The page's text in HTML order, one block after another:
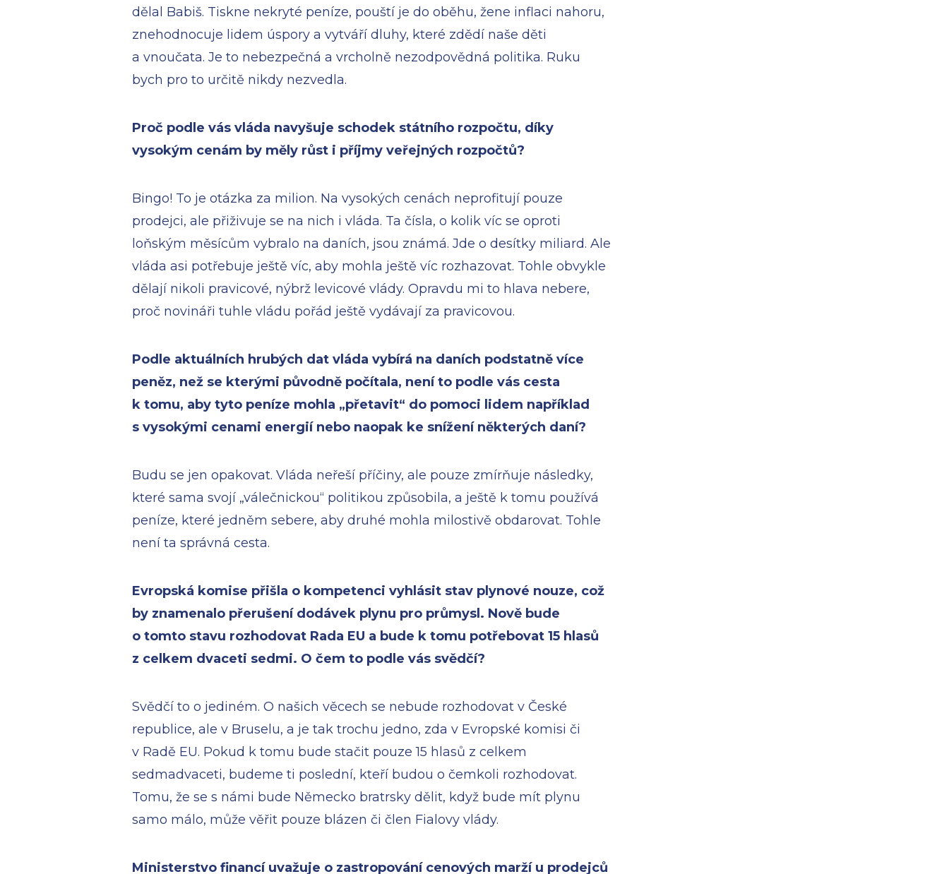
dělal Babiš. Tiskne nekryté peníze, pouští je do oběhu, žene inflaci nahoru,
znehodnocuje lidem úspory a vytváří dluhy, které zdědí naše děti
a vnoučata. Je to nebezpečná a vrcholně nezodpovědná politika. Ruku
bych pro to určitě nikdy nezvedla.
Proč podle vás vláda navyšuje schodek státního rozpočtu, díky
vysokým cenám by měly růst i příjmy veřejných rozpočtů?
Bingo! To je otázka za milion. Na vysokých cenách neprofitují pouze
prodejci, ale přiživuje se na nich i vláda. Ta čísla, o kolik víc se oproti
loňským měsícům vybralo na daních, jsou známá. Jde o desítky miliard. Ale
vláda asi potřebuje ještě víc, aby mohla ještě víc rozhazovat. Tohle obvykle
dělají nikoli pravicové, nýbrž levicové vlády. Opravdu mi to hlava nebere,
proč novináři tuhle vládu pořád ještě vydávají za pravicovou.
Podle aktuálních hrubých dat vláda vybírá na daních podstatně více
peněz, než se kterými původně počítala, není to podle vás cesta
k tomu, aby tyto peníze mohla „přetavit“ do pomoci lidem například
s vysokými cenami energií nebo naopak ke snížení některých daní?
Budu se jen opakovat. Vláda neřeší příčiny, ale pouze zmírňuje následky,
které sama svojí „válečnickou“ politikou způsobila, a ještě k tomu používá
peníze, které jedněm sebere, aby druhé mohla milostivě obdarovat. Tohle
není ta správná cesta.
Evropská komise přišla o kompetenci vyhlásit stav plynové nouze, což
by znamenalo přerušení dodávek plynu pro průmysl. Nově bude
o tomto stavu rozhodovat Rada EU a bude k tomu potřebovat 15 hlasů
z celkem dvaceti sedmi. O čem to podle vás svědčí?
Svědčí to o jediném. O našich věcech se nebude rozhodovat v České
republice, ale v Bruselu, a je tak trochu jedno, zda v Evropské komisi či
v Radě EU. Pokud k tomu bude stačit pouze 15 hlasů z celkem
sedmadvaceti, budeme ti poslední, kteří budou o čemkoli rozhodovat.
Tomu, že se s námi bude Německo bratrsky dělit, když bude mít plynu
samo málo, může věřit pouze blázen či člen Fialovy vlády.
Ministerstvo financí uvažuje o zastropování cenových marží u prodejců